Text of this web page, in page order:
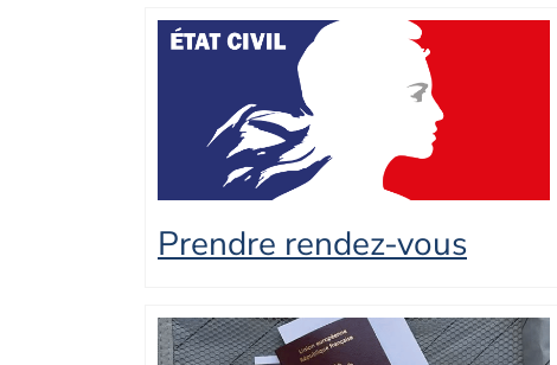
Prendre rendez-vous